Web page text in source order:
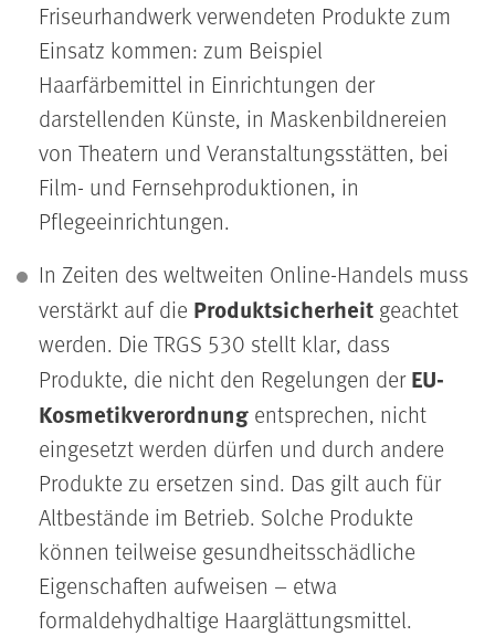
Friseurhandwerk verwendeten Produkte zum
Einsatz kommen: zum Beispiel
Haarfärbemittel in Einrichtungen der
darstellenden Künste, in Maskenbildnereien
von Theatern und Veranstaltungsstätten, bei
Film- und Fernsehproduktionen, in
Pflegeeinrichtungen.
In Zeiten des weltweiten Online-Handels muss
verstärkt auf die Produktsicherheit geachtet
werden. Die TRGS 530 stellt klar, dass
Produkte, die nicht den Regelungen derEU-
Kosmetikverordnung entsprechen, nicht
eingesetzt werden dürfen und durch andere
Produkte zu ersetzen sind. Das gilt auch für
Altbestände im Betrieb. Solche Produkte
können teilweise gesundheitsschädliche
Eigenschaften aufweisen – etwa
formaldehydhaltige Haarglättungsmittel.